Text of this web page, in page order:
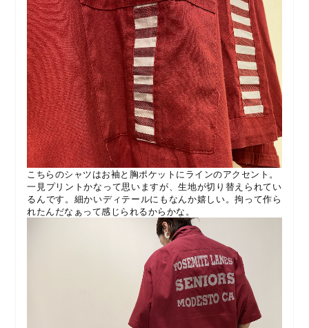
こちらのシャツはお袖と胸ポケットにラインのアクセント。
一見プリントかなって思いますが、生地が切り替えられてい
るんです。 細かいディテールにもなんか嬉しい。拘って作ら
れたんだなぁって感じられるからかな。